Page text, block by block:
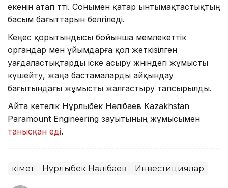
екенін атап өтті. Сонымен қатар ынтымақтастықтың
басым бағыттарын белгіледі.
Кеңес қорытындысы бойынша мемлекеттік
органдар мен ұйымдарға қол жеткізілген
уағдаластықтарды іске асыру жөніндегі жұмысты
күшейту, жаңа бастамаларды айқындау
бағытындағы жұмысты жалғастыру тапсырылды.
Айта кетелік Нұрлыбек Нәлібаев Kazakhstan
Paramount Engineering зауытының жұмысымен
танысқан еді.
Үкімет Нұрлыбек Нәлібаев Инвестициялар